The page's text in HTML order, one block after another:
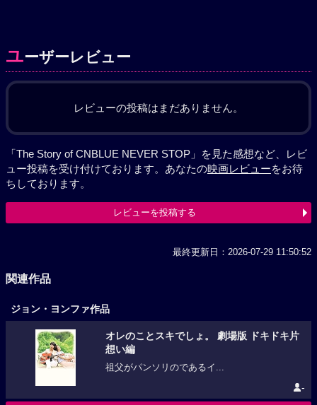
ユーザーレビュー
レビューの投稿はまだありません。
「The Story of CNBLUE NEVER STOP」を見た感想など、レビ
ュー投稿を受け付けております。あなたの映画レビューをお待
ちしております。
レビューを投稿する
最終更新日：2026-07-29 11:50:52
関連作品
ジョン・ヨンファ作品
オレのことスキでしょ。 劇場版 ドキドキ片
想い編
祖父がパンソリのであるイ...
-